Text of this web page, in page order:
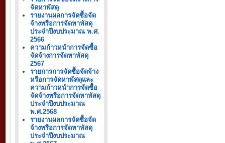
จัดหาพัสดุ
รายงานผลการจัดซื้อจัด
จ้างหรือการจัดหาพัสดุ
ประจำปีงบประมาณ พ.ศ.
2566
ความก้าวหน้าการจัดซื้อ
จัดจ้างการจัดหาพัสดุ
2567
รายการการจัดซื้อจัดจ้าง
หรือการจัดหาพัสดุและ
ความก้าวหน้าการจัดซื้อ
จัดจ้างหรือการจัดหาพัสดุ
ประจำปีงบประมาณ
พ.ศ.2568
รายงานผลการจัดซื้อจัด
จ้างหรือการจัดหาพัสดุ
ประจำปีงบประมาณ